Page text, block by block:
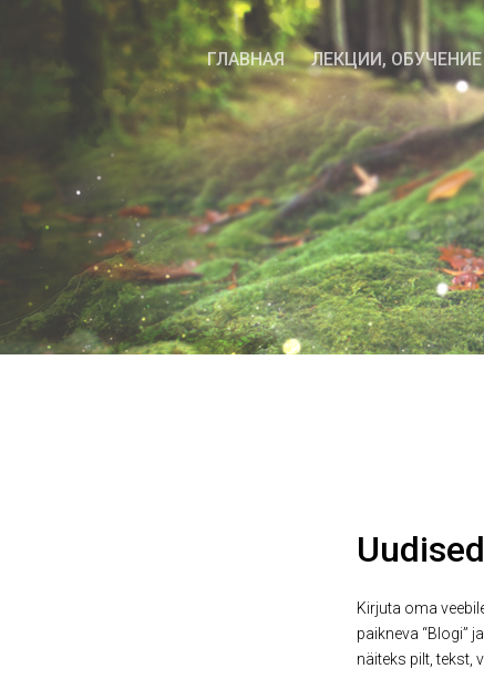
ГЛАВНАЯ ЛЕКЦИИ, ОБУЧЕНИЕ
Kirjuta oma
paikneva “Blogi”
näiteks pilt, tekst,